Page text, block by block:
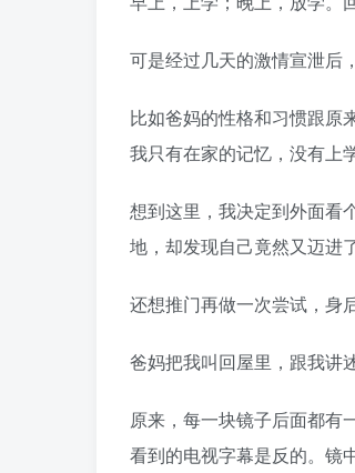
可是经过几天的激情宣泄后
比如爸妈的性格和习惯跟原
我只有在家的记忆，没有上
想到这里，我决定到外面看
地，却发现自己竟然又迈进
还想推门再做一次尝试，身
爸妈把我叫回屋里，跟我讲
原来，每一块镜子后面都有
看到的电视字幕是反的。镜